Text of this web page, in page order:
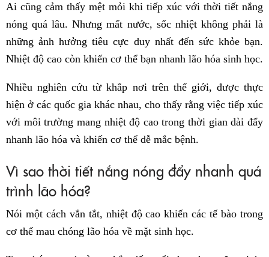
Ai cũng cảm thấy mệt mỏi khi tiếp xúc với thời tiết nắng
nóng quá lâu. Nhưng mất nước, sốc nhiệt không phải là
những ảnh hưởng tiêu cực duy nhất đến sức khỏe bạn.
Nhiệt độ cao còn khiến cơ thể bạn nhanh lão hóa sinh học.
Nhiều nghiên cứu từ khắp nơi trên thế giới, được thực
hiện ở các quốc gia khác nhau, cho thấy rằng việc tiếp xúc
với môi trường mang nhiệt độ cao trong thời gian dài đẩy
nhanh lão hóa và khiến cơ thể dễ mắc bệnh.
Vì sao thời tiết nắng nóng đẩy nhanh quá
trình lão hóa?
Nói một cách vắn tắt, nhiệt độ cao khiến các tế bào trong
cơ thể mau chóng lão hóa về mặt sinh học.